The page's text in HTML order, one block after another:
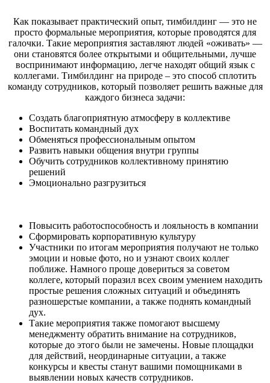
Как показывает практический опыт, тимбилдинг — это не
просто формальные мероприятия, которые проводятся для
галочки. Такие мероприятия заставляют людей «оживать» —
они становятся более открытыми и общительными, лучше
воспринимают информацию, легче находят общий язык с
коллегами. Тимбилдинг на природе – это способ сплотить
команду сотрудников, который позволяет решить важные для
каждого бизнеса задачи:
Создать благоприятную атмосферу в коллективе
Воспитать командный дух
Обменяться профессиональным опытом
Развить навыки общения внутри группы
Обучить сотрудников коллективному принятию
решений
Эмоционально разгрузиться
Повысить работоспособность и лояльность в компании
Сформировать корпоративную культуру
Участники по итогам мероприятия получают не только
эмоции и новые фото, но и узнают своих коллег
поближе. Намного проще довериться за советом
коллеге, который поразил всех своим умением находить
простые решения сложных ситуаций и объединять
разношерстые компании, а также поднять командный
дух.
Такие мероприятия также помогают высшему
менеджменту обратить внимание на сотрудников,
которые до этого были не замечены. Новые площадки
для действий, неординарные ситуации, а также
конкурсы и квесты станут вашими помощниками в
выявлении новых качеств сотрудников.